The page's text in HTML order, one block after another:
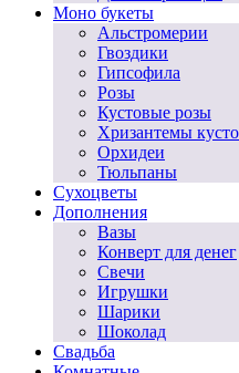
Моно букеты
Альстромерии
Гвоздики
Гипсофила
Розы
Кустовые розы
Хризантемы
Орхидеи
Тюльпаны
Сухоцветы
Дополнения
Вазы
Конверт для денег
Свечи
Игрушки
Шарики
Шоколад
Свадьба